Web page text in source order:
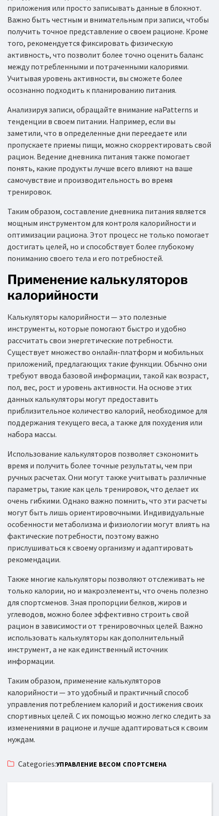
приложения или просто записывать данные в блокнот.
Важно быть честным и внимательным при записи, чтобы
получить точное представление о своем рационе. Кроме
того, рекомендуется фиксировать физическую
активность, что позволит более точно оценить баланс
между потребленными и потраченными калориями.
Учитывая уровень активности, вы сможете более
осознанно подходить к планированию питания.
Анализируя записи, обращайте внимание наPatterns и
тенденции в своем питании. Например, если вы
заметили, что в определенные дни переедаете или
пропускаете приемы пищи, можно скорректировать свой
рацион. Ведение дневника питания также помогает
понять, какие продукты лучше всего влияют на ваше
самочувствие и производительность во время
тренировок.
Таким образом, составление дневника питания является
мощным инструментом для контроля калорийности и
оптимизации рациона. Этот процесс не только помогает
достигать целей, но и способствует более глубокому
пониманию своего тела и его потребностей.
Применение калькуляторов
калорийности
Калькуляторы калорийности — это полезные
инструменты, которые помогают быстро и удобно
рассчитать свои энергетические потребности.
Существует множество онлайн-платформ и мобильных
приложений, предлагающих такие функции. Обычно они
требуют ввода базовой информации, такой как возраст,
пол, вес, рост и уровень активности. На основе этих
данных калькуляторы могут предоставить
приблизительное количество калорий, необходимое для
поддержания текущего веса, а также для похудения или
набора массы.
Использование калькуляторов позволяет сэкономить
время и получить более точные результаты, чем при
ручных расчетах. Они могут также учитывать различные
параметры, такие как цель тренировок, что делает их
очень гибкими. Однако важно помнить, что эти расчеты
могут быть лишь ориентировочными. Индивидуальные
особенности метаболизма и физиологии могут влиять на
фактические потребности, поэтому важно
прислушиваться к своему организму и адаптировать
рекомендации.
Также многие калькуляторы позволяют отслеживать не
только калории, но и макроэлементы, что очень полезно
для спортсменов. Зная пропорции белков, жиров и
углеводов, можно более эффективно строить свой
рацион в зависимости от тренировочных целей. Важно
использовать калькуляторы как дополнительный
инструмент, а не как единственный источник
информации.
Таким образом, применение калькуляторов
калорийности — это удобный и практичный способ
управления потреблением калорий и достижения своих
спортивных целей. С их помощью можно легко следить за
изменениями в рационе и лучше адаптироваться к своим
нуждам.
Categories:УПРАВЛЕНИЕ ВЕСОМ СПОРТСМЕНА